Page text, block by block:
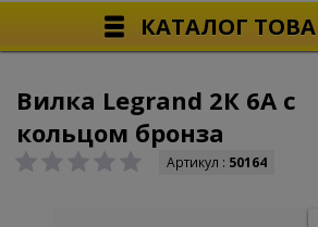
КАТАЛОГ
Вилка Legrand 2К 6А с
кольцом бронза
Артикул : 50164